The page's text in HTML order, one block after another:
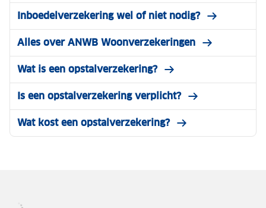
Inboedelverzekering wel of niet nodig?
Alles over ANWB Woonverzekeringen
Wat is een opstalverzekering?
Is een opstalverzekering verplicht?
Wat kost een opstalverzekering?